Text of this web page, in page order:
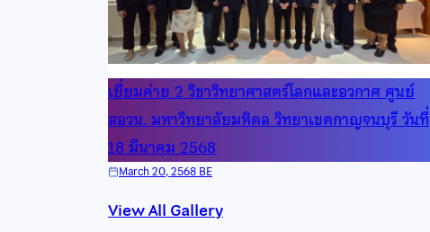
เยี่ยมค่าย 2 วิชาวิทยาศาสตร์โลกและอวกาศ ศูนย์
สอวน. มหาวิทยาลัยมหิดล วิทยาเขตกาญจนบุรี วันที่
18 มีนาคม 2568
March 20, 2568 BE
View All Gallery